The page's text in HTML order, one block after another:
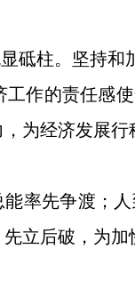
柱。坚持和
作的责任感
为经济发展
先争渡；人
立后破，为